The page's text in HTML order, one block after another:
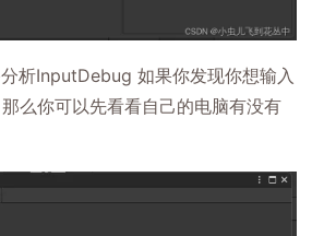
析InputDebug 如果你发现你想输入
么你可以先看看自己的电脑有没有